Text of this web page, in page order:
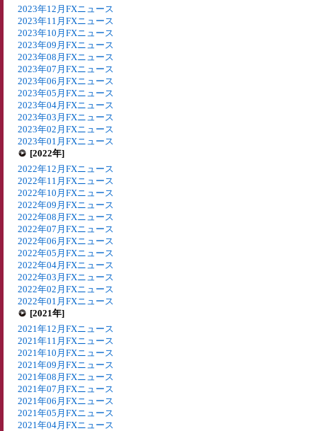
2023年12月FXニュース
2023年11月FXニュース
2023年10月FXニュース
2023年09月FXニュース
2023年08月FXニュース
2023年07月FXニュース
2023年06月FXニュース
2023年05月FXニュース
2023年04月FXニュース
2023年03月FXニュース
2023年02月FXニュース
2023年01月FXニュース
[2022年]
2022年12月FXニュース
2022年11月FXニュース
2022年10月FXニュース
2022年09月FXニュース
2022年08月FXニュース
2022年07月FXニュース
2022年06月FXニュース
2022年05月FXニュース
2022年04月FXニュース
2022年03月FXニュース
2022年02月FXニュース
2022年01月FXニュース
[2021年]
2021年12月FXニュース
2021年11月FXニュース
2021年10月FXニュース
2021年09月FXニュース
2021年08月FXニュース
2021年07月FXニュース
2021年06月FXニュース
2021年05月FXニュース
2021年04月FXニュース